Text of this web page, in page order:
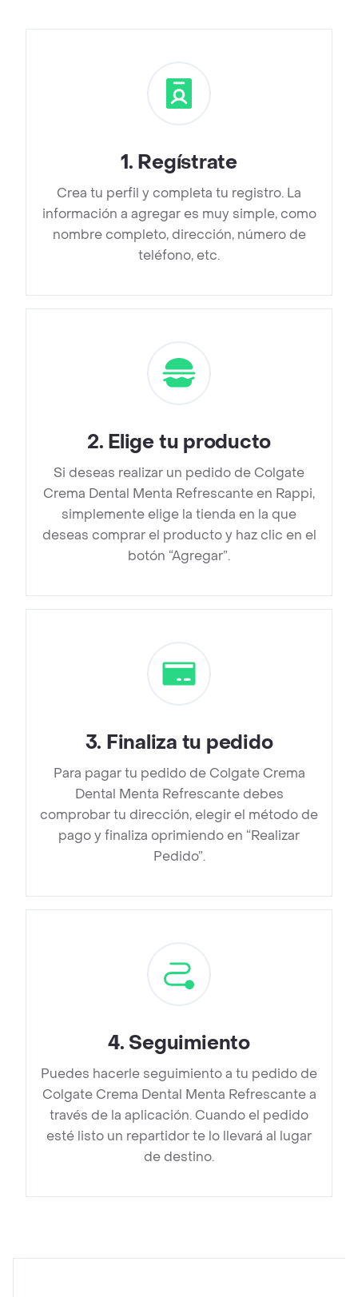
1. Regístrate
Crea tu perfil y completa tu registro. La
información a agregar es muy simple, como
nombre completo, dirección, número de
teléfono, etc.
2. Elige tu producto
Si deseas realizar un pedido de Colgate
Crema Dental Menta Refrescante en Rappi,
simplemente elige la tienda en la que
deseas comprar el producto y haz clic en el
botón “Agregar”.
3. Finaliza tu pedido
Para pagar tu pedido de Colgate Crema
Dental Menta Refrescante debes
comprobar tu dirección, elegir el método de
pago y finaliza oprimiendo en “Realizar
Pedido”.
4. Seguimiento
Puedes hacerle seguimiento a tu pedido de
Colgate Crema Dental Menta Refrescante a
través de la aplicación. Cuando el pedido
esté listo un repartidor te lo llevará al lugar
de destino.